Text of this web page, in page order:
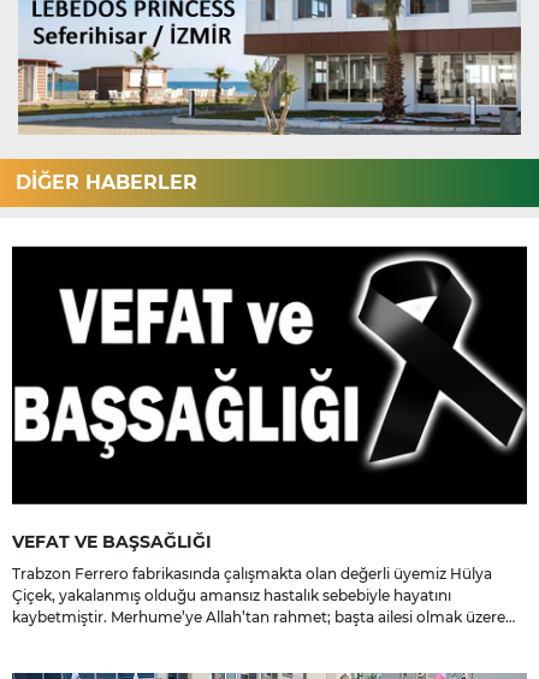
DİĞER HABERLER
VEFAT VE BAŞSAĞLIĞI
Trabzon Ferrero fabrikasında çalışmakta olan değerli üyemiz Hülya
Çiçek, yakalanmış olduğu amansız hastalık sebebiyle hayatını
kaybetmiştir. Merhume’ye Allah’tan rahmet; başta ailesi olmak üzere